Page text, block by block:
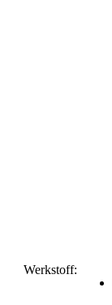
Werkstoff: